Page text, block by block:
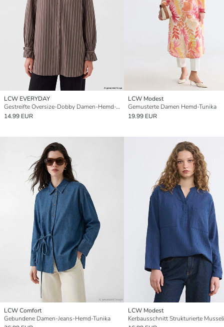
LCW EVERYDAY
Gestreifte Oversize-Dobby Damen-Hemd-Tunika
14.99 EUR
LCW Modest
Gemusterte Damen Hemd-Tunika
19.99 EUR
LCW Comfort
Gebundene Damen-Jeans-Hemd-Tunika
LCW Modest